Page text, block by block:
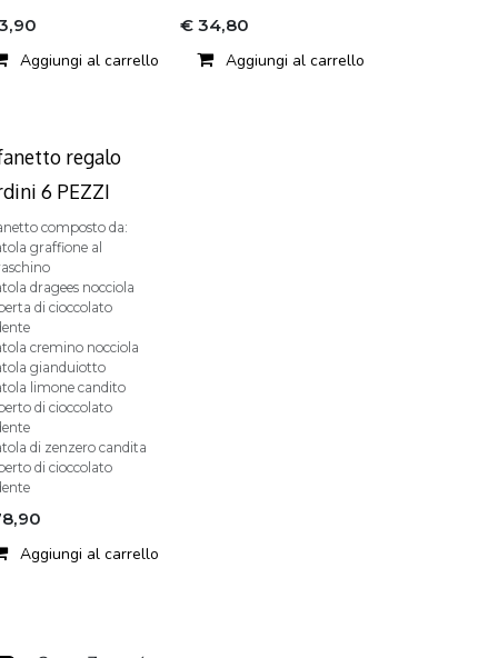
Aggiungi al carrello
€ 34,80
Aggiungi al carrello
regalo
6 PEZZI
composto da:
graffione al
dragees nocciola
di cioccolato
cremino nocciola
gianduiotto
limone candito
di cioccolato
di zenzero candita
di cioccolato
Aggiungi al carrello